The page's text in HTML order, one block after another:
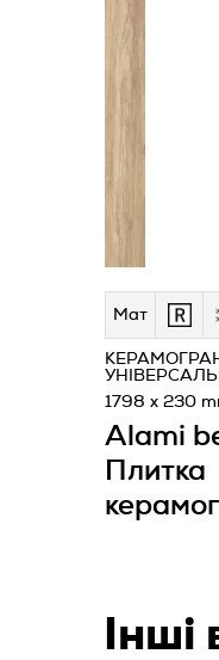
Мат
Alami
Плитка
1798 x 230